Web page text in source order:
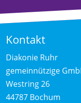
Kontakt
Diakonie Ruhr
gemeinnützige
Westring 26
44787 Bochum